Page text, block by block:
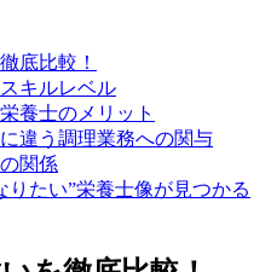
底比較！
キルレベル
養士のメリット
違う調理業務への関与
関係
りたい”栄養士像が見つかる